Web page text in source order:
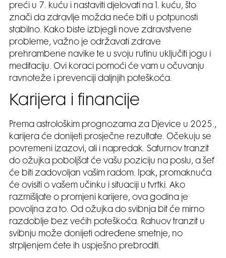
preći u 7. kuću i nastaviti djelovati na 1. kuću, što
znači da zdravlje možda neće biti u potpunosti
stabilno. Kako biste izbjegli nove zdravstvene
probleme, važno je održavati zdrave
prehrambene navike te u svoju rutinu uključiti jogu i
meditaciju. Ovi koraci pomoći će vam u očuvanju
ravnoteže i prevenciji daljnjih poteškoća.
Karijera i financije
Prema astrološkim prognozama za Djevice u 2025.,
karijera će donijeti prosječne rezultate. Očekuju se
povremeni izazovi, ali i napredak. Saturnov tranzit
do ožujka poboljšat će vašu poziciju na poslu, a šef
će biti zadovoljan vašim radom. Ipak, promaknuća
će ovisiti o vašem učinku i situaciji u tvrtki. Ako
razmišljate o promjeni karijere, ova godina je
povoljna za to. Od ožujka do svibnja bit će mirno
razdoblje bez većih poteškoća. Rahuov tranzit u
svibnju može donijeti određene smetnje, no
strpljenjem ćete ih uspješno prebroditi.